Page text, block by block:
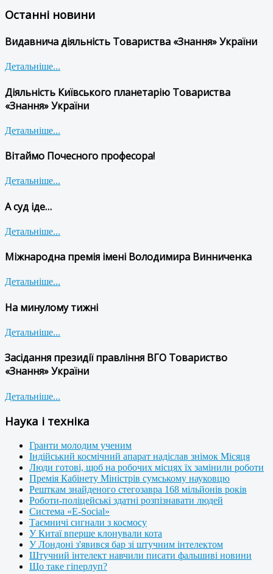
Останні новини
Видавнича діяльність Товариства «Знання» України
Детальніше...
Діяльність Київського планетарію Товариства
«Знання» України
Детальніше...
Вітаймо Почесного професора!
Детальніше...
А суд іде…
Детальніше...
Міжнародна премія імені Володимира Винниченка
Детальніше...
На минулому тижні
Детальніше...
Засідання президії правління ВГО Товариство
«Знання» України
Детальніше...
Наука і техніка
Гранти молодим ученим
Індійський космічний апарат надіслав знімок Місяця
Люди готові, щоб на робочих місцях їх замінили роботи
Премія Кабінету Міністрів сумському науковцю
Решткам знайденого стегозавра 168 мільйонів років
Роботи-поліцейські здатні розпізнавати людей
Система «E-Social»
Таємничі сигнали з космосу
У Китаї вперше клонували кота
У Лондоні з'явився бар зі штучним інтелектом
Штучний інтелект навчили писати фальшиві новини
Що таке гіперлуп?